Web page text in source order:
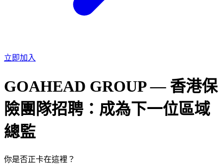
立即加入
GOAHEAD GROUP — 香港保
險團隊招聘：成為下一位區域
總監
你是否正卡在這裡？